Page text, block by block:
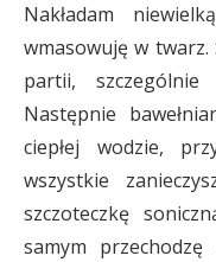
Nakładam
wmasowuję w twarz.
partii,
Następnie
ciepłej wodzie,
wszystkie
szczoteczkę
samym